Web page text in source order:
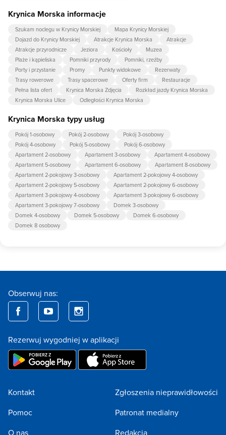
Krynica Morska informacje
Szukam noclegu w Krynicy Morskiej
Mapa Krynicy Morskiej
Dojazd do Krynicy Morskiej
Atrakcje Krynica Morska
Atrakcje
Atrakcje przyrodnicze
Jeziora Kościoły
Muzea
Plaże i kąpieliska
Pomniki przyrody
Pomniki, rzeźby
Porty i przystanie
Promy Punkty widokowe
Rezerwaty
Trasy rowerowe
Trasy spacerowe Oferty firm
Restauracje
Pełna lista ofert
Krynica Morska Zdjęcia
Rozkład jazdy Krynica Morska
Krynica Morska Ulice
Odległości Krynica Morska
Krynica Morska typy usług
Pokój 1-osobowy Pokój 2-osobowy
Pokój 3-osobowy
Pokój 4-osobowy
Pokój 5-osobowy
Pokój 6-osobowy
Apartament 2-osobowy
Apartament 3-osobowy
Apartament 4-osobowy
Apartament 5-osobowy
Apartament 6-osobowy
Apartament 8-osobowy
Apartament 2-pokojowy 3-osobowy
Apartament 2-pokojowy 4-osobowy
Apartament 2-pokojowy 5-osobowy
Apartament 2-pokojowy 6-osobowy
Apartament 3-pokojowy 4-osobowy
Apartament 3-pokojowy 6-osobowy
Apartament 3-pokojowy 7-osobowy
Domek 3-osobowy
Domek 4-osobowy
Domek 5-osobowy
Domek 6-osobowy
Domek 8 osobowy
Obserwuj nas:
Rezerwuj wygodniej w aplikacji
Kontakt
Pomoc
O nas
Zgłoszenia nieprawidłowości
Patronat medialny
Redakcja